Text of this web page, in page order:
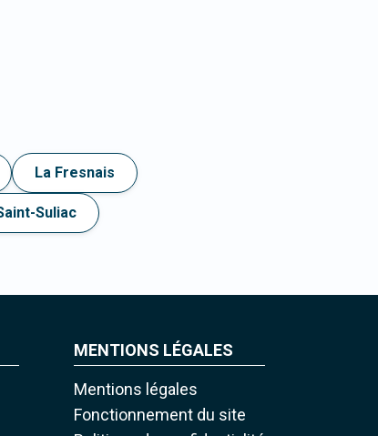
La Fresnais
Suliac
MENTIONS LÉGALES
Mentions légales
Fonctionnement du site